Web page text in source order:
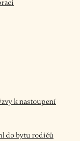
k nastoupení
do bytu rodičů